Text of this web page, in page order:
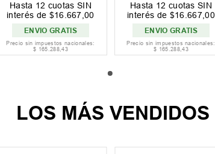
Hasta 12 cuotas SIN
interés de $16 667 ,00
ENVIO GRATIS
Precio sin impuestos nacionales:
$ 165.288,43
Hasta 12 cuotas SIN
interés de $16 667,00
ENVIO GRATIS
Precio sin impuestos nacionales:
$ 165.288,43
LOS MÁS VENDIDOS